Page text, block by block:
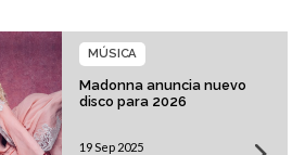
Madonna anuncia nuevo
disco para 2026
MÚSICA
19 Sep 2025